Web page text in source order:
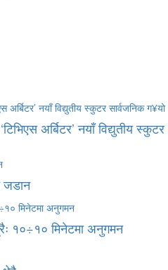
अर्बिटर’ नयाँ विद्युतीय स्कुटर
जडान
१०÷१० मिनेटमा अनुगमन